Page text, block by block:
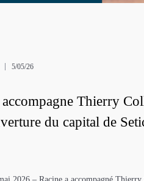
5/05/26
Thierry
du capital de